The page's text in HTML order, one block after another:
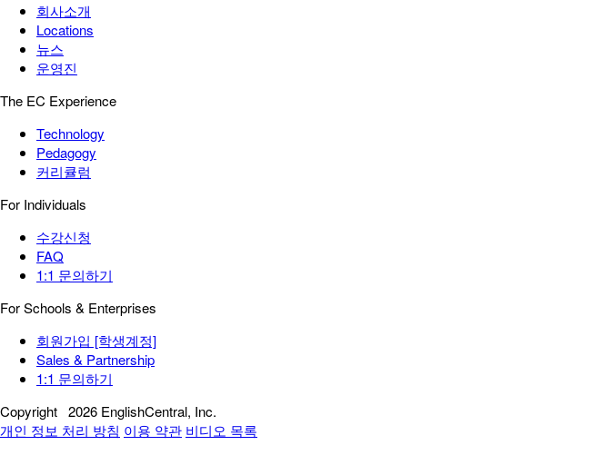
회사소개
Locations
뉴스
운영진
The EC Experience
Technology
Pedagogy
커리큘럼
For Individuals
수강신청
FAQ
1:1 문의하기
For Schools & Enterprises
회원가입 [학생계정]
Sales & Partnership
1:1 문의하기
Copyright 2026 EnglishCentral, Inc.
개인 정보 처리 방침 이용 약관 비디오 목록